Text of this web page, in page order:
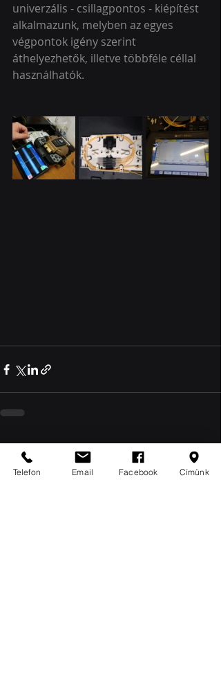
univerzális - csillagpontos - kiépítést
alkalmazunk, melyben az egyes
végpontok igény szerint
áthelyezhetők, illetve többféle céllal
használhatók.
Friss bejegyzések Az összes megtekintése
Telefon Email Facebook Címünk